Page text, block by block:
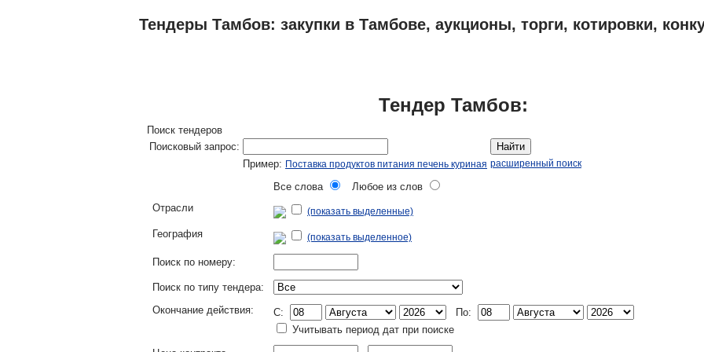
Тендеры Тамбов: закупки в Тамбове, аукционы, торги, котировки,
Тендер Тамбов:
Поиск тендеров
Поисковый запрос:
Найти
Пример: Поставка продуктов питания печень куриная расширенный поиск
Все слова
Любое из слов
Отрасли
(показать выделенные)
География (показать выделенное)
Поиск по номеру:
Поиск по типу тендера:
Окончание действия:
C:
По:
Учитывать период дат при поиске